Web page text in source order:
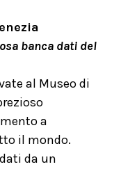
banca dati del
al Museo di
a
il mondo.
da un